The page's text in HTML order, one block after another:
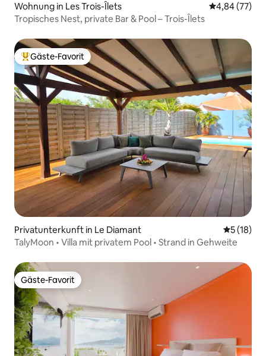
Wohnung in Les Trois-Îlets
4,84 (77)
Tropisches Nest, private Bar & Pool – Trois-Îlets
Beliebter Gäste-Favorit.
Gäste-Favorit
Privatunterkunft in Le Diamant
5 (18)
TalyMoon • Villa mit privatem Pool • Strand in Gehweite
Gäste-Favorit
Gäste-Favorit